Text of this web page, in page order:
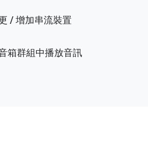
/ 增加串流裝置
箱群組中播放音訊